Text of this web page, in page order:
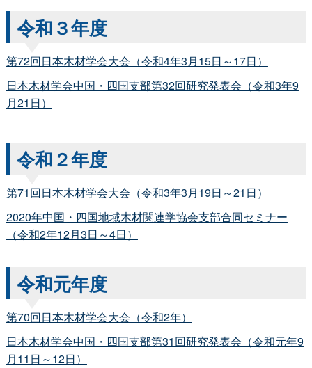
令和３年度
第72回日本木材学会大会（令和4年3月15日～17日）
日本木材学会中国・四国支部第32回研究発表会（令和3年9
月21日）
令和２年度
第71回日本木材学会大会（令和3年3月19日～21日）
2020年中国・四国地域木材関連学協会支部合同セミナー
（令和2年12月3日～4日）
令和元年度
第70回日本木材学会大会（令和2年）
日本木材学会中国・四国支部第31回研究発表会（令和元年9
月11日～12日）